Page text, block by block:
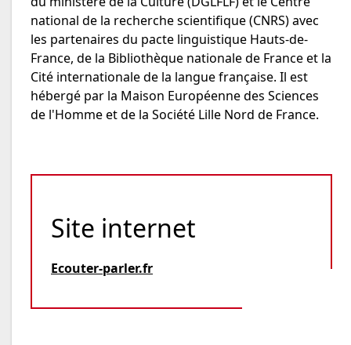
national de la recherche scientifique (CNRS) avec
les partenaires du pacte linguistique Hauts-de-
France, de la Bibliothèque nationale de France et la
Cité internationale de la langue française. Il est
hébergé par la Maison Européenne des Sciences
de l'Homme et de la Société Lille Nord de France.
Site internet
Ecouter-parler.fr